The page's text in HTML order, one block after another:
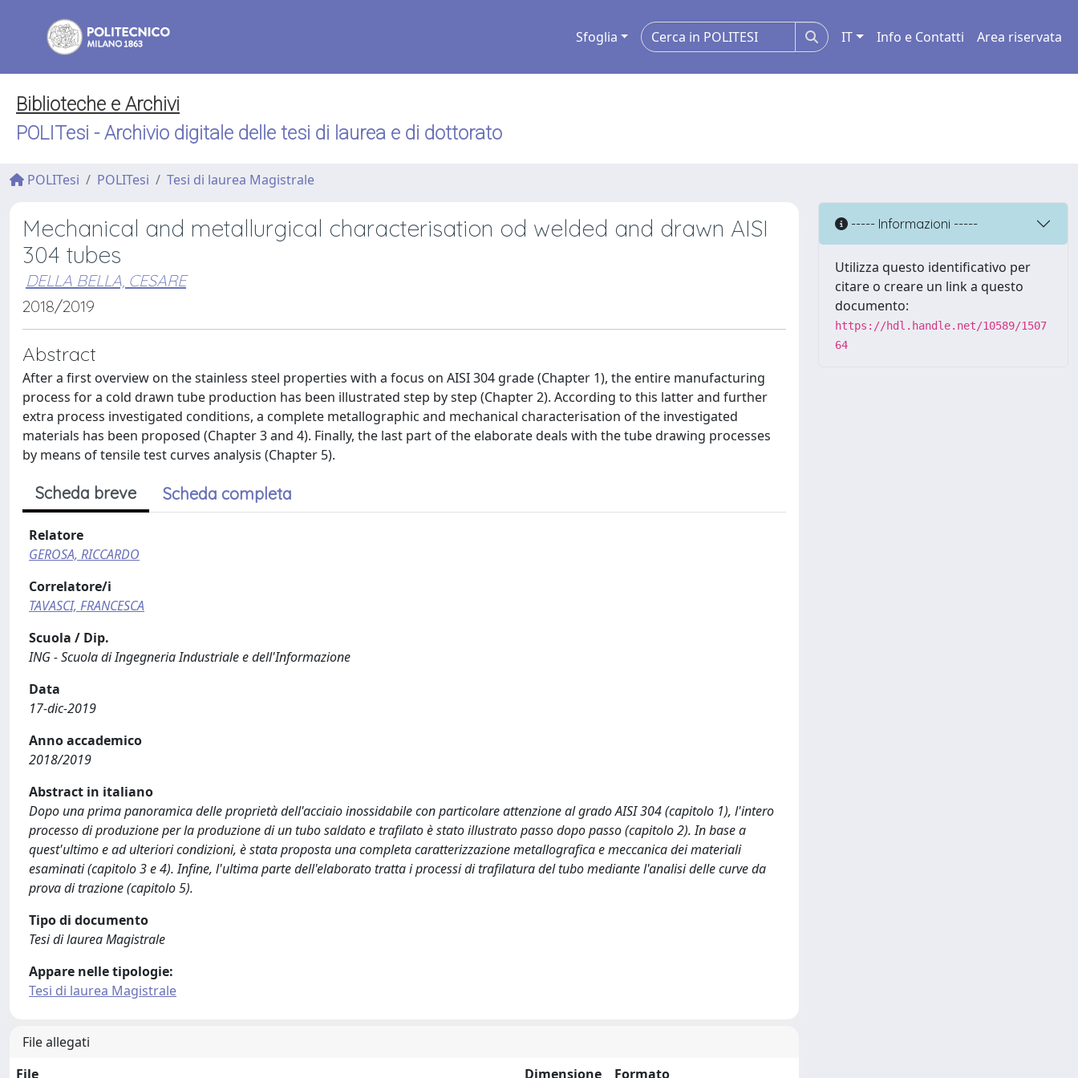
Sfoglia IT Info e Contatti Area riservata
Biblioteche e Archivi
POLITesi - Archivio digitale delle tesi di laurea e di dottorato
POLITesi POLITesi Tesi di laurea Magistrale
Mechanical and metallurgical characterisation od welded and drawn AISI
304 tubes
DELLA BELLA, CESARE
2018/2019
Abstract
After a first overview on the stainless steel properties with a focus on AISI 304 grade (Chapter 1), the entire manufacturing
process for a cold drawn tube production has been illustrated step by step (Chapter 2). According to this latter and further
extra process investigated conditions, a complete metallographic and mechanical characterisation of the investigated
materials has been proposed (Chapter 3 and 4). Finally, the last part of the elaborate deals with the tube drawing processes
by means of tensile test curves analysis (Chapter 5).
Scheda breve Scheda completa
Relatore
GEROSA, RICCARDO
Correlatore/i
TAVASCI, FRANCESCA
Scuola / Dip.
ING - Scuola di Ingegneria Industriale e dell'Informazione
Data
17-dic-2019
Anno accademico
2018/2019
Abstract in italiano
Dopo una prima panoramica delle proprietà dell'acciaio inossidabile con particolare attenzione al grado AISI 304 (capitolo 1), l'intero
processo di produzione per la produzione di un tubo saldato e trafilato è stato illustrato passo dopo passo (capitolo 2). In base a
quest'ultimo e ad ulteriori condizioni, è stata proposta una completa caratterizzazione metallografica e meccanica dei materiali
esaminati (capitolo 3 e 4). Infine, l'ultima parte dell'elaborato tratta i processi di trafilatura del tubo mediante l'analisi delle curve da
prova di trazione (capitolo 5).
Tipo di documento
Tesi di laurea Magistrale
Appare nelle tipologie:
Tesi di laurea Magistrale
File allegati
File
Dimensione Formato
----- Informazioni -----
Utilizza questo identificativo per
citare o creare un link a questo
documento:
https://hdl.handle.net/10589/1507
64